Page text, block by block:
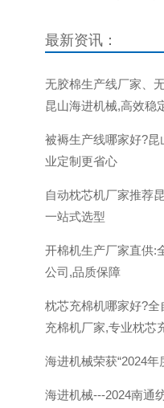
最新资讯：
无胶棉生产线厂家、
昆山海进机械,高效稳
被褥生产线哪家好?
业定制更省心
自动枕芯机厂家推荐
一站式选型
开棉机生产厂家直供:
公司,品质保障
枕芯充棉机哪家好?
充棉机厂家,专业枕芯
海进机械荣获“2024
海进机械---2024南通